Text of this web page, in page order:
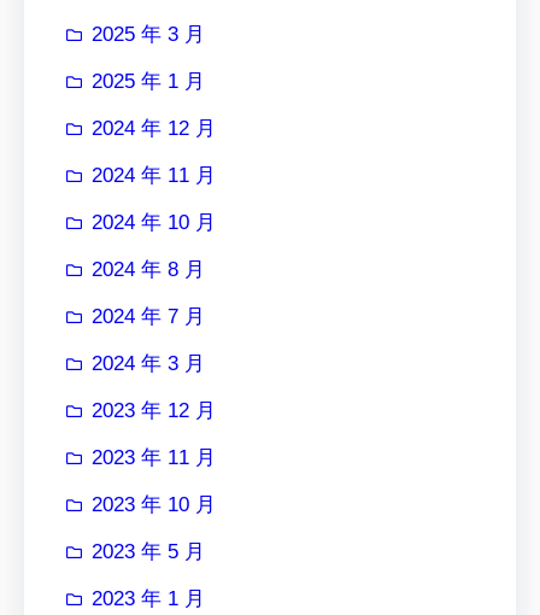
2025 年 3 月
2025 年 1 月
2024 年 12 月
2024 年 11 月
2024 年 10 月
2024 年 8 月
2024 年 7 月
2024 年 3 月
2023 年 12 月
2023 年 11 月
2023 年 10 月
2023 年 5 月
2023 年 1 月